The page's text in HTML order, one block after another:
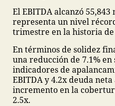
El EBITDA alcanzó
representa un nivel
trimestre en la historia de
En términos de solidez
una reducción de 7.1%
indicadores de
EBITDA y 4.2x deuda
incremento en la
2.5x.